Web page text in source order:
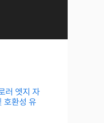
러 엣지 자
호환성 유